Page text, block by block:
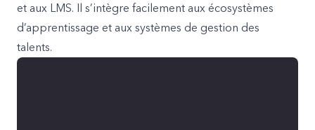
et aux LMS. Il s’intègre facilement aux écosystèmes
d’apprentissage et aux systèmes de gestion des
talents.